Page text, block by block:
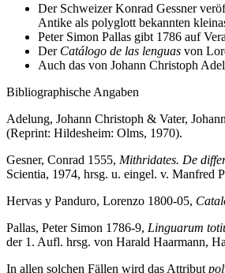
Der Schweizer Konrad Gessner
Antike als polyglott bekannten
Peter Simon Pallas gibt 1786 auf
Der Catálogo de las lenguas von
Auch das von Johann Christoph
Bibliographische Angaben
Adelung, Johann Christoph & Vater,
(Reprint: Hildesheim: Olms, 1970).
Gesner, Conrad 1555, Mithridates. De
Scientia, 1974, hrsg. u. eingel. v. Manfred
Hervas y Panduro, Lorenzo 1800-05,
Pallas, Peter Simon 1786-9, Linguarum
der 1. Aufl. hrsg. von Harald Haarmann,
In allen solchen Fällen wird das Attribut